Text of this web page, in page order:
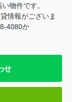
物件です。
情報がございま
4080か
せ